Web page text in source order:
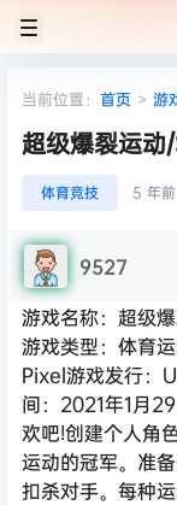
当前位置： 首页 > 游
超级爆裂运
体育竞技 5 年前
9527
游戏名称：超级
游戏类型：体育
Pixel游戏发行：
间：2021年1月
欢吧!创建个人角
运动的冠军。准
扣杀对手。每种